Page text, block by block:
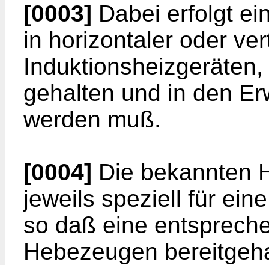
[0003] Dabei erfolgt
in horizontaler oder
gehalten und in den
werden muß.
[0004] Die bekannten
jeweils speziell für
so daß eine
Hebezeugen